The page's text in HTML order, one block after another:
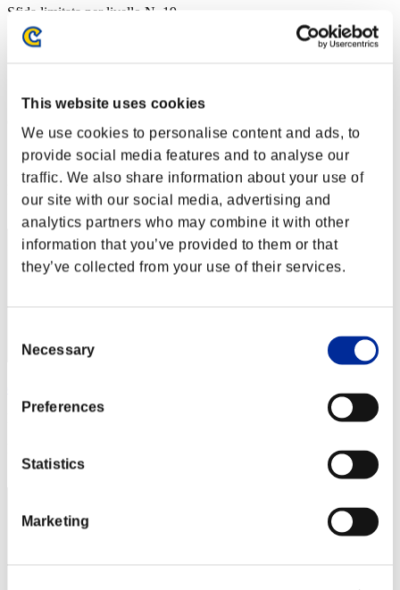
This website uses cookies
We use cookies to personalise content and ads, to
provide social media features and to analyse our
traffic. We also share information about your use of
our site with our social media, advertising and
analytics partners who may combine it with other
information that you’ve provided to them or that
they’ve collected from your use of their services.
Selection
Necessary
Preferences
Statistics
Marketing
Sfida limitata per livello N. 19
30.06.2015 15:00 (JST) - 06.07.2015 15:00 (JST)
Classifiche
11
12